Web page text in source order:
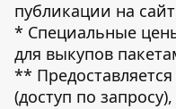
публикации на
* Специальные
для выкупов
**
(доступ по запросу),